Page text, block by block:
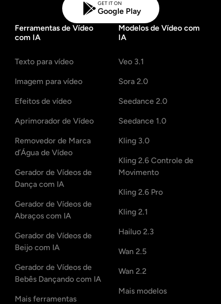
Gerador de abraços AI
Gerador de dança AI
Modelos de IA suportados
Modelos de IA suportados
Seedream 5.0 Pro Seedream 4.5
Nano Banana
Aprimorador de fotos
Removedor de objetos
Removedor de fundo
Antecedentes de IA
Restauração de fotos
Extensor de IA
Substituto de IA
Gerador de Imagens com Estilo por IA
Ferramentas de retrato
GET IT ON
Google Play
Ferramentas de Vídeo
com IA
Texto para vídeo
Imagem para vídeo
Efeitos de vídeo
Aprimorador de Vídeo
Removedor de Marca
d’Água de Vídeo
Gerador de Vídeos de
Dança com IA
Gerador de Vídeos de
Abraços com IA
Gerador de Vídeos de
Beijo com IA
Gerador de Vídeos de
Bebês Dançando com IA
Mais ferramentas
Modelos de Vídeo com
IA
Veo 3.1
Sora 2.0
Seedance 2.0
Seedance 1.0
Kling 3.0
Kling 2.6 Controle de
Movimento
Kling 2.6 Pro
Kling 2.1
Hailuo 2.3
Wan 2.5
Wan 2.2
Mais modelos